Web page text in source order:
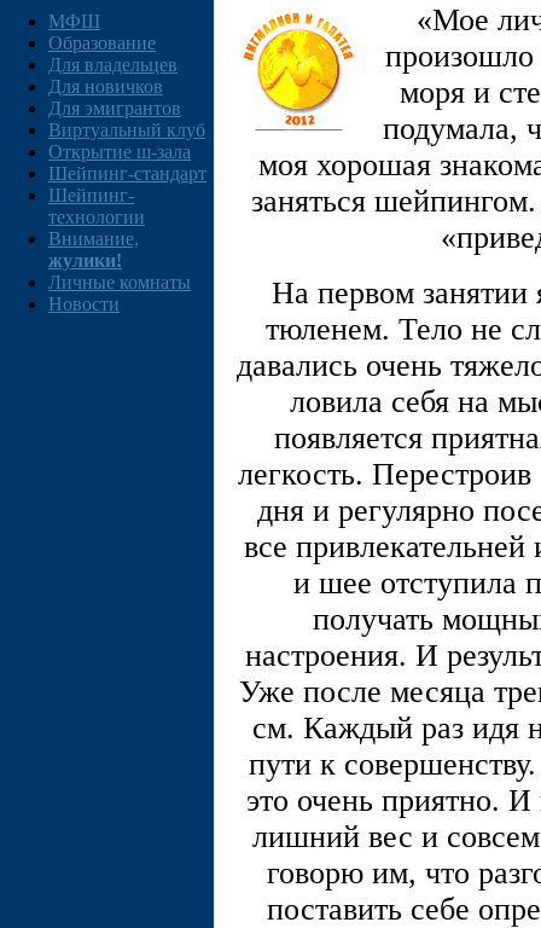
МФШ
Образование
Для владельцев
Для новичков
Для эмигрантов
Виртуальный клуб
Открытие ш-зала
Шейпинг-стандарт
Шейпинг-
технологии
Внимание,
жулики!
Личные комнаты
Новости
«Мое
произошло
моря и
подумала,
моя хорошая
заняться
На первом занятии
тюленем. Тело не
давались очень
ловила себя на
появляется
легкость.
дня и регулярно
все
и шее отступила
получать
настроения. И
Уже после месяца
см. Каждый раз идя
пути к
это очень приятно.
лишний вес и
говорю им, что
поставить себе